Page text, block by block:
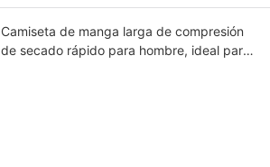
Camiseta de manga larga de compresión
de secado rápido para hombre, ideal para